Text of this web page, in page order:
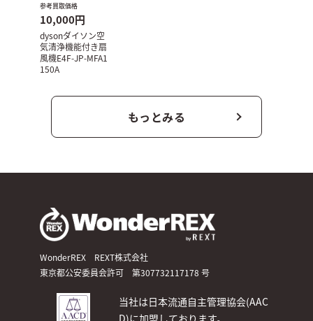
参考買取価格
10,000円
dysonダイソン空
気清浄機能付き扇
風機E4F-JP-MFA1
150A
もっとみる
WonderREX REXT株式会社
東京都公安委員会許可 第307732117178 号
当社は日本流通自主管理協会(AAC
D)に加盟しております。